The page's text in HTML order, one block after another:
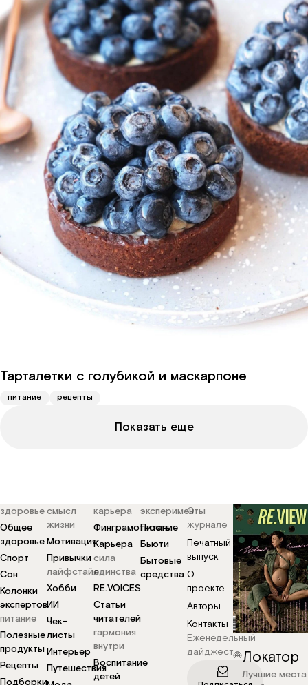
Тарталетки с голубикой и маскарпоне
питание рецепты
Показать еще
здоровье
Общее
здоровье
Спорт
Сон
Колонки
экспертов
питание
Полезные
продукты
Рецепты
Подборки
смысл
жизни
Мотивация
Привычки
лайфстайл
Хобби
ИИ
Чек-
листы
Интерьер
Путешествия
карьера
Финграмотность
Карьера
сила
единства
RE.VOICES
Статьи
читателей
гармония
внутри
Воспитание
детей
эксперименты
Питание
Бьюти
Бытовые
средства
О
журнале
Печатный
выпуск
О
проекте
Авторы
Контакты
Еженедельный
дайджест
Локатор
Лучшие места